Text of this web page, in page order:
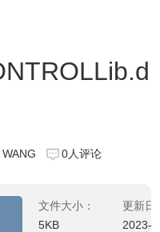
0人评论
文件大小：
5KB
更新日
2023-